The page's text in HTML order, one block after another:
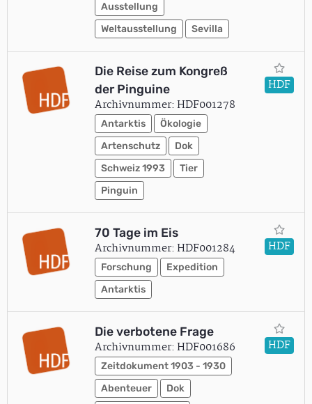
Ausstellung
Weltausstellung
Sevilla
Die Reise zum Kongreß
der Pinguine
Archivnummer: HDF001278
Antarktis
Ökologie
Artenschutz
Dok
Schweiz 1993
Tier
Pinguin
HDF
70 Tage im Eis
Archivnummer: HDF001284
Forschung
Expedition
Antarktis
HDF
Die verbotene Frage
Archivnummer: HDF001686
Zeitdokument 1903 - 1930
Abenteuer
Dok
HDF